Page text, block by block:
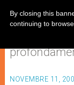
NOVEMBRE 11,
By closing this
continuing to